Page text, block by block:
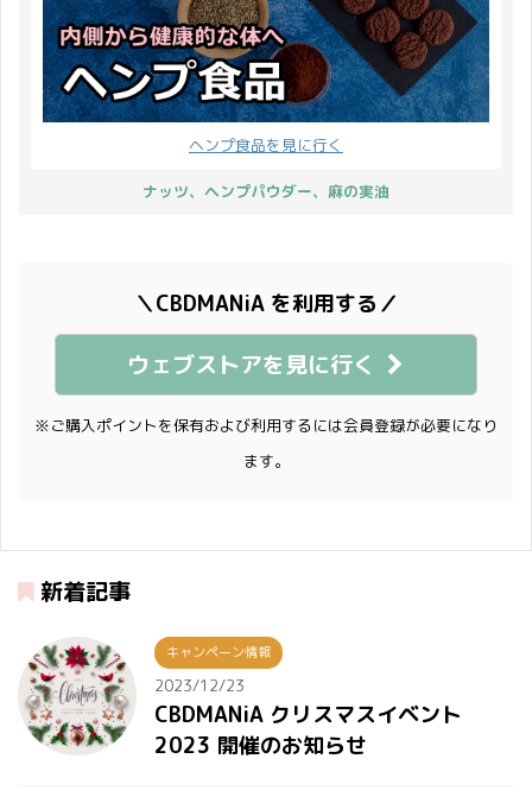
ヘンプ食品を見に行く
ナッツ、ヘンプパウダー、麻の実油
＼CBDMANiA を利用する／
ウェブストアを見に行く
※ご購入ポイントを保有および利用するには会員登録が必要になり
ます。
新着記事
キャンペーン情報
2023/12/23
CBDMANiA クリスマスイベント
2023 開催のお知らせ